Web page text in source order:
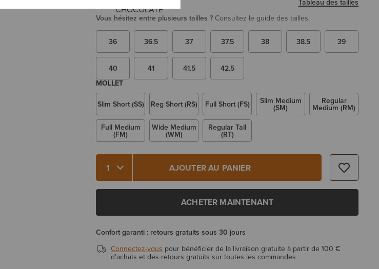
Tableau des tailles
Vous hésitez entre plusieurs tailles ? Consultez le guide des tailles.
36 36.5 37 37.5 38 38.5 39
40 41 41.5
42.5
MOLLET
Slim Short (SS) Reg Short (RS) Full Short (FS) Slim Medium
(SM)
Regular
Medium (RM)
Full Medium
(FM)
Wide Medium
(WM)
Regular Tall
(RT)
Qté 1 AJOUTER AU PANIER
ACHETER MAINTENANT
Confort garanti : retours gratuits sous 30 jours
Connectez-vous pour bénéficier de la livraison gratuite à partir de 100 €
d’achats et des retours gratuits sur toutes les commandes